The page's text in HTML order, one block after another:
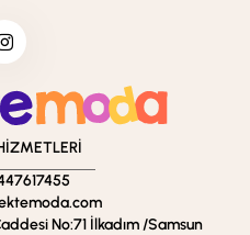
No:71 İlkadım /Samsun